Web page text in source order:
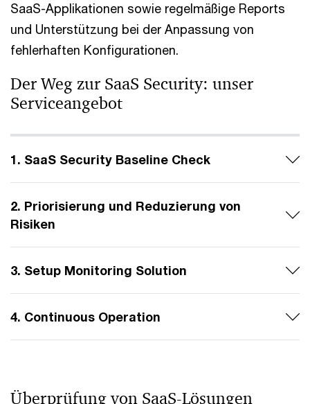
SaaS-Applikationen sowie regelmäßige Reports
und Unterstützung bei der Anpassung von
fehlerhaften Konfigurationen.
Der Weg zur SaaS Security: unser
Serviceangebot
1. SaaS Security Baseline Check
2. Priorisierung und Reduzierung von
Risiken
3. Setup Monitoring Solution
4. Continuous Operation
Überprüfung von SaaS-Lösungen